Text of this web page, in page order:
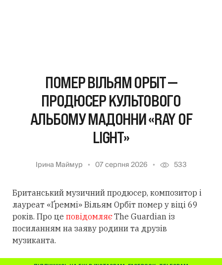
ПОМЕР ВІЛЬЯМ ОРБІТ —
ПРОДЮСЕР КУЛЬТОВОГО
АЛЬБОМУ МАДОННИ «RAY OF
LIGHT»
Ірина Маймур 07 серпня 2026 533
Британський музичний продюсер, композитор і
лауреат «Ґреммі» Вільям Орбіт помер у віці 69
років. Про це повідомляєThe Guardian із
посиланням на заяву родини та друзів
музиканта.